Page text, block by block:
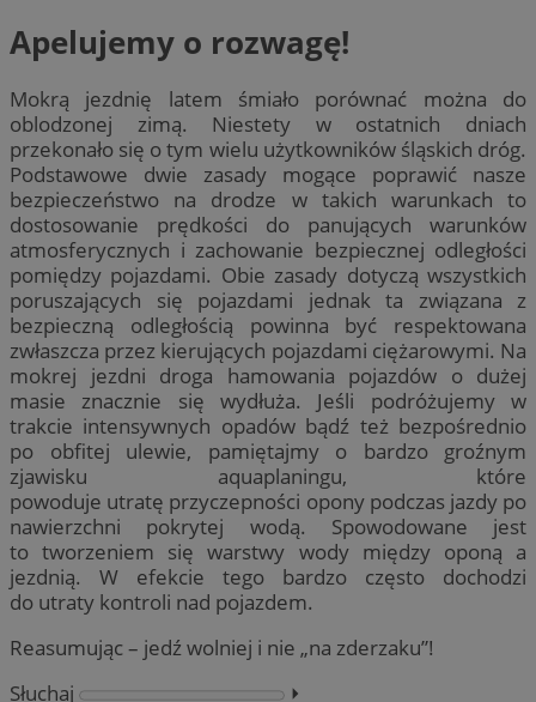
Apelujemy o rozwagę!
Mokrą jezdnię latem śmiało porównać można do
oblodzonej zimą. Niestety w ostatnich dniach
przekonało się o tym wielu użytkowników śląskich dróg.
Podstawowe dwie zasady mogące poprawić nasze
bezpieczeństwo na drodze w takich warunkach to
dostosowanie prędkości do panujących warunków
atmosferycznych i zachowanie bezpiecznej odległości
pomiędzy pojazdami. Obie zasady dotyczą wszystkich
poruszających się pojazdami jednak ta związana z
bezpieczną odległością powinna być respektowana
zwłaszcza przez kierujących pojazdami ciężarowymi. Na
mokrej jezdni droga hamowania pojazdów o dużej
masie znacznie się wydłuża. Jeśli podróżujemy w
trakcie intensywnych opadów bądź też bezpośrednio
po obfitej ulewie, pamiętajmy o bardzo groźnym
zjawisku aquaplaningu, które
powoduje utratę przyczepności opony podczas jazdy po
nawierzchni pokrytej wodą. Spowodowane jest
to tworzeniem się warstwy wody między oponą a
jezdnią. W efekcie tego bardzo często dochodzi
do utraty kontroli nad pojazdem.
Reasumując – jedź wolniej i nie „na zderzaku”!
Słuchaj
⏵︎